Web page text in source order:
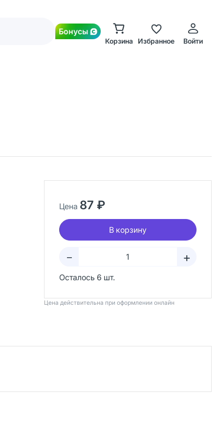
Бонусы
Корзина Избранное Войти
Цена 87 ₽
В корзину
– +
Осталось 6 шт.
Цена действительна при оформлении онлайн